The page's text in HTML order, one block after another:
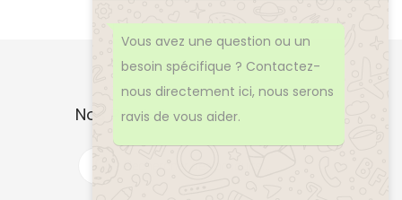
u
i
t
a
p
l
Nos Produits
Vous avez une question ou un
besoin spécifique ? Contactez-
nous directement ici, nous serons
ravis de vous aider.